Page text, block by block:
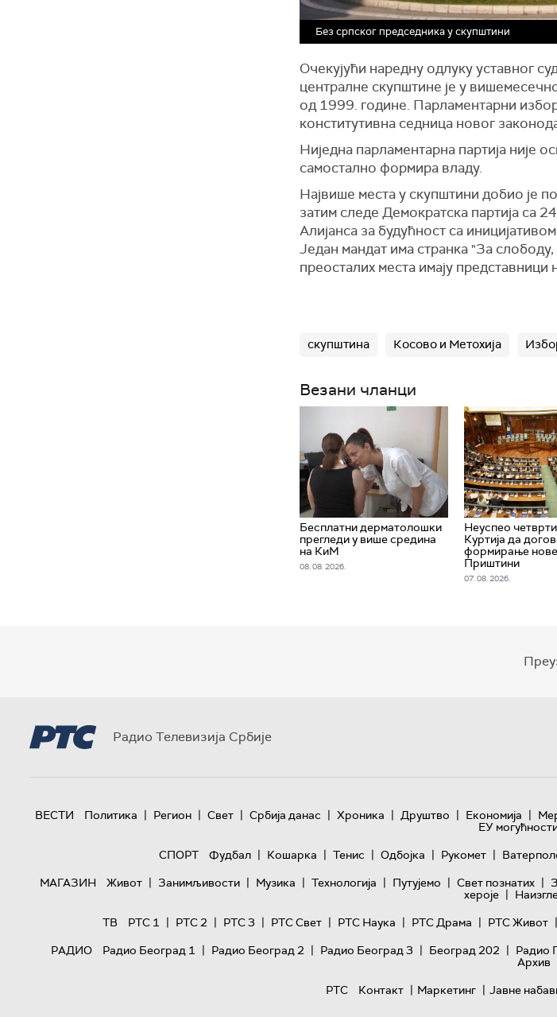
Без српског председника у скупштини
Очекујући наредну одлуку уставног
централне скупштине је у
од 1999. године. Парламентарни
конститутивна седница новог
Ниједна парламентарна партија није
самостално формира владу.
Највише места у скупштини добио је
затим следе Демократска партија са
Алијанса за будућност са
Један мандат има странка "За
преосталих места имају представници
скупштина Косово и Метохија
Везани чланци
Бесплатни дерматолошки
прегледи у више средина
на КиМ
08. 08. 2026.
Неуспео
Куртија да
формирање нове
Приштини
07. 08. 2026.
Радио Телевизија Србије
ВЕСТИ Политика | Регион | Свет | Србија данас | Хроника | Друштво | Економија |
ЕУ
СПОРТ
Фудбал | Кошарка | Тенис | Одбојка | Рукомет |
МАГАЗИН
Живот | Занимљивости | Музика | Технологијa | Путујемо | Свет познатих |
хероје |
ТВ
РТС 1 | РТС 2 | РТС 3 | РТС Свет | РТС Наука | РТС Драма | РТС Живот |
РАДИО
Радио Београд 1 | Радио Београд 2 | Радио Београд 3 | Београд 202 | Радио
Архив
РТС
Контакт | Маркетинг | Јавне